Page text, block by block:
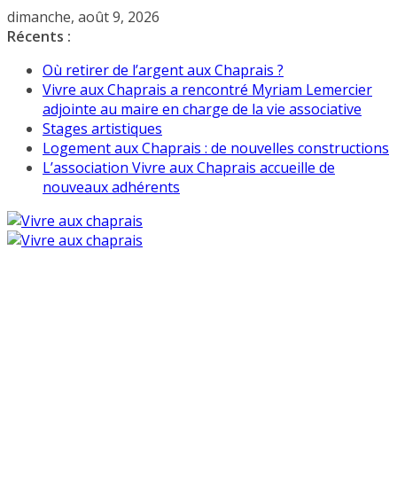
Passer
au
dimanche, août 9, 2026
Récents :
Où retirer de l’argent aux Chaprais ?
Vivre aux Chaprais a rencontré Myriam Lemercier
adjointe au maire en charge de la vie associative
Stages artistiques
Logement aux Chaprais : de nouvelles constructions
L’association Vivre aux Chaprais accueille de
nouveaux adhérents